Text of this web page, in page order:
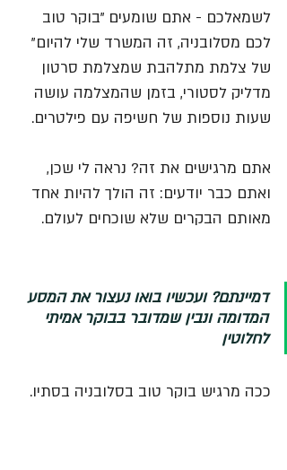
לשמאלכם - אתם שומעים "בוקר טוב
לכם מסלובניה, זה המשרד שלי להיום"
של צלמת מתלהבת שמצלמת סרטון
מדליק לסטורי, בזמן שהמצלמה עושה
שעות נוספות של חשיפה עם פילטרים.
אתם מרגישים את זה? נראה לי שכן,
ואתם כבר יודעים: זה הולך להיות אחד
מאותם הבקרים שלא שוכחים לעולם.
דמיינתם? ועכשיו בואו נעצור את המסע
המדומה ונבין שמדובר בבוקר אמיתי
לחלוטין
ככה מרגיש בוקר טוב בסלובניה בסתיו.